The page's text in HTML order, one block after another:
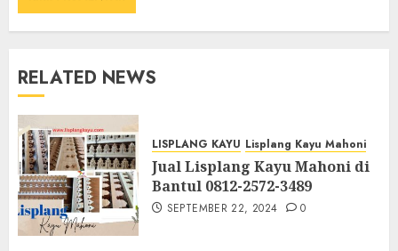
RELATED NEWS
LISPLANG KAYU Lisplang Kayu Mahoni
Jual Lisplang Kayu Mahoni di
Bantul 0812-2572-3489
SEPTEMBER 22, 2024 0